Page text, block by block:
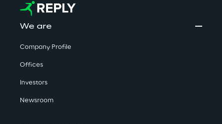
We are
Company Profile
Offices
Investors
Newsroom